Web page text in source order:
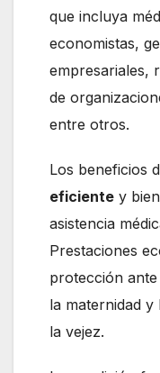
que incluya
economistas,
empresariales,
de
entre otros.
Los beneficios
eficiente y
asistencia
Prestaciones
protección
la maternidad y
la vejez.